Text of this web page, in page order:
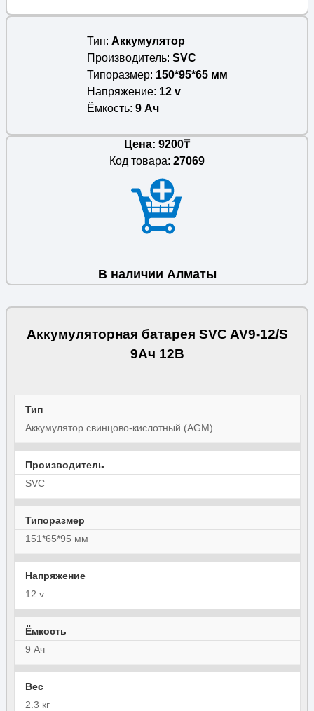
Тип Аккумулятор
Производитель SVC
Типоразмер 150*95*65 мм
Напряжение 12 v
Ёмкость 9 Ач
Цена: 9200₸
Код товара: 27069
В наличии Алматы
Аккумуляторная батарея SVC AV9-12/S
9Ач 12В
Тип
Аккумулятор свинцово-кислотный (AGM)
Производитель
SVC
Типоразмер
151*65*95 мм
Напряжение
12 v
Ёмкость
9 Ач
Вес
2.3 кг